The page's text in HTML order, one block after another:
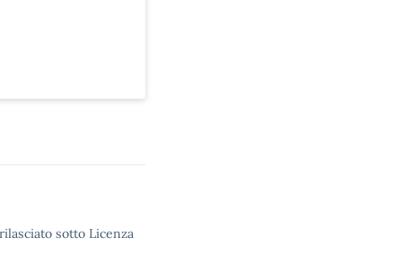
sotto Licenza